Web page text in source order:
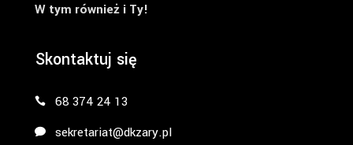
W tym również i Ty!
Skontaktuj się
68 374 24 13
sekretariat@dkzary.pl